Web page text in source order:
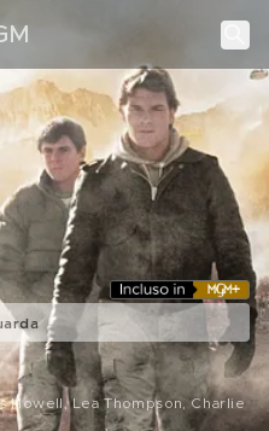
Howell, Lea Thompson, Charlie